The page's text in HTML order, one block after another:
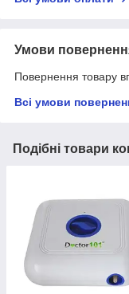
Умови
Повернення товару
Всі умови
Подібні товари